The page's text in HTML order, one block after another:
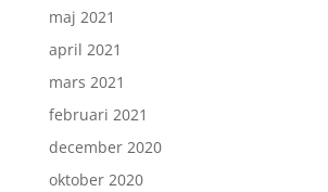
maj 2021
april 2021
mars 2021
februari 2021
december 2020
oktober 2020